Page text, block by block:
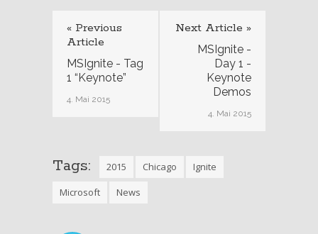
« Previous
Article
MSIgnite - Tag
1 “Keynote”
4. Mai 2015
Next Article »
MSIgnite -
Day 1 -
Keynote
Demos
4. Mai 2015
Tags: 2015 Chicago
Ignite
Microsoft
News